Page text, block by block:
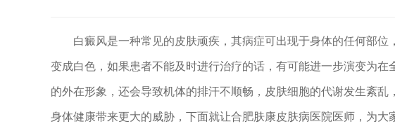
白癜风是一种常见的皮肤顽疾，其病症可出现于身体的任何部
变成白色，如果患者不能及时进行治疗的话，有可能进一步演变为
的外在形象，还会导致机体的排汗不顺畅，皮肤细胞的代谢发生紊
身体健康带来更大的威胁，下面就让合肥肤康皮肤病医院医师，为大